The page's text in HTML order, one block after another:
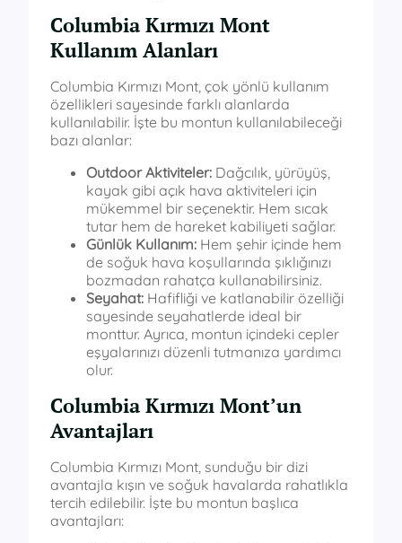
Columbia Kırmızı Mont
Kullanım Alanları
Columbia Kırmızı Mont, çok yönlü kullanım
özellikleri sayesinde farklı alanlarda
kullanılabilir. İşte bu montun kullanılabileceği
bazı alanlar:
Outdoor Aktiviteler: Dağcılık, yürüyüş,
kayak gibi açık hava aktiviteleri için
mükemmel bir seçenektir. Hem sıcak
tutar hem de hareket kabiliyeti sağlar.
Günlük Kullanım: Hem şehir içinde hem
de soğuk hava koşullarında şıklığınızı
bozmadan rahatça kullanabilirsiniz.
Seyahat: Hafifliği ve katlanabilir özelliği
sayesinde seyahatlerde ideal bir
monttur. Ayrıca, montun içindeki cepler
eşyalarınızı düzenli tutmanıza yardımcı
olur.
Columbia Kırmızı Mont’un
Avantajları
Columbia Kırmızı Mont, sunduğu bir dizi
avantajla kışın ve soğuk havalarda rahatlıkla
tercih edilebilir. İşte bu montun başlıca
avantajları: